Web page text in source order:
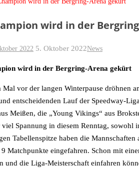
wird in der
2022 5. Oktober 2022News
wird in der Bergring-Arena gekürt
Mal vor der langen Winterpause dröhnen
entscheidenden Lauf der Speedway-
Meißen, die „Young Vikings“ aus
viel Spannung in diesem Renntag,
Tabellenspitze haben die
Matchpunkte eingefahren. Schon mit
und die Liga-Meisterschaft einfahren